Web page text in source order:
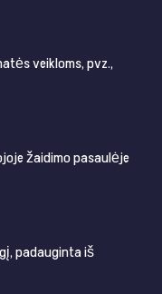
veikloms, pvz.,
žaidimo pasaulėje
padauginta iš